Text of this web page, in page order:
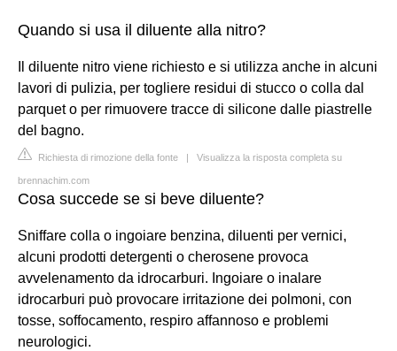
Quando si usa il diluente alla nitro?
Il diluente nitro viene richiesto e si utilizza anche in alcuni
lavori di pulizia, per togliere residui di stucco o colla dal
parquet o per rimuovere tracce di silicone dalle piastrelle
del bagno.
Richiesta di rimozione della fonte | Visualizza la risposta completa su
brennachim.com
Cosa succede se si beve diluente?
Sniffare colla o ingoiare benzina, diluenti per vernici,
alcuni prodotti detergenti o cherosene provoca
avvelenamento da idrocarburi. Ingoiare o inalare
idrocarburi può provocare irritazione dei polmoni, con
tosse, soffocamento, respiro affannoso e problemi
neurologici.